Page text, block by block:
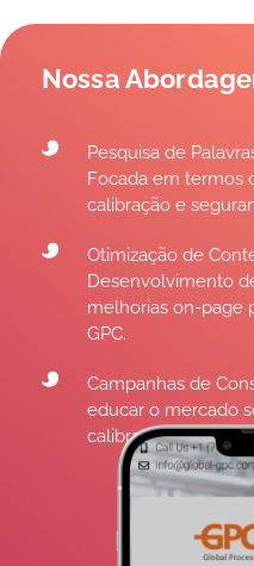
Nossa
Pesquisa de
Focada em termos
calibração e
Otimização de
Desenvolvimento
melhorias on-page
GPC.
Campanhas de
educar o mercado
calibração precisa.